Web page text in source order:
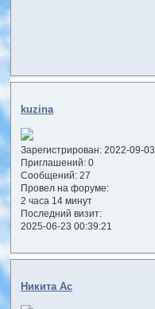
kuzina
Зарегистрирован: 2022-09-03
Приглашений:0
Сообщений:27
Провел на форуме:
2 часа 14 минут
Последний визит:
2025-06-23 00:39:21
Никита Ас